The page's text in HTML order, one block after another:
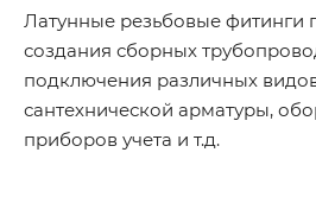
Латунные резьбовые фитинги
создания сборных
подключения различных
сантехнической арматуры,
приборов учета и т.д.